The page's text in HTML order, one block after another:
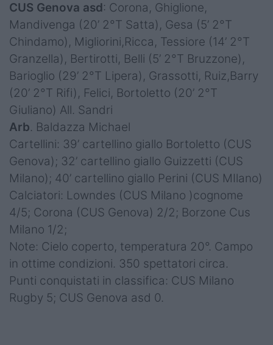
CUS Genova asd: Corona, Ghiglione,
Mandivenga (20’ 2°T Satta), Gesa (5’ 2°T
Chindamo), Migliorini,Ricca, Tessiore (14’ 2°T
Granzella), Bertirotti, Belli (5’ 2°T Bruzzone),
Barioglio (29’ 2°T Lipera), Grassotti, Ruiz,Barry
(20’ 2°T Rifi), Felici, Bortoletto (20’ 2°T
Giuliano) All. Sandri
Arb. Baldazza Michael
Cartellini: 39’ cartellino giallo Bortoletto (CUS
Genova); 32’ cartellino giallo Guizzetti (CUS
Milano); 40’ cartellino giallo Perini (CUS MIlano)
Calciatori: Lowndes (CUS Milano )cognome
4/5; Corona (CUS Genova) 2/2; Borzone Cus
Milano 1/2;
Note: Cielo coperto, temperatura 20°. Campo
in ottime condizioni. 350 spettatori circa.
Punti conquistati in classifica: CUS Milano
Rugby 5; CUS Genova asd 0.